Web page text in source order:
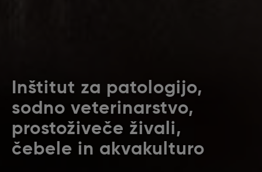
Inštitut za patologijo,
sodno veterinarstvo,
prostoživeče živali,
čebele in akvakulturo